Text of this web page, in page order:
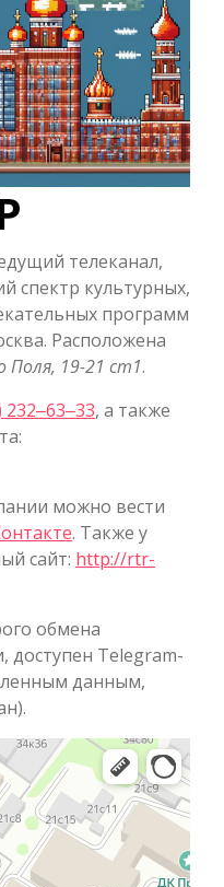
телеканал,
спектр культурных,
программ
Расположена
Поля, 19-21 ст1.
232‒63‒33, а также
можно вести
. Также у
сайт: http://rtr-
обмена
доступен Telegram-
данным,